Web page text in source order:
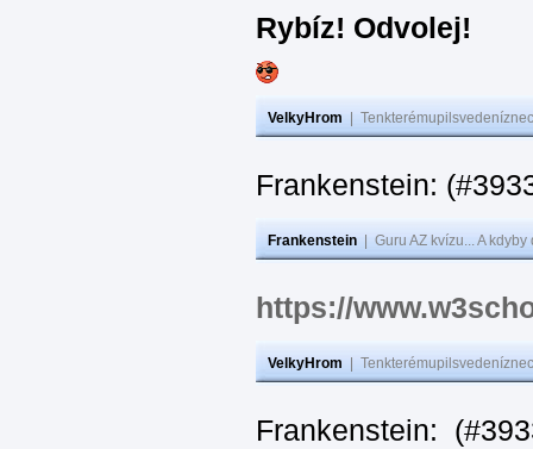
Rybíz! Odvolej!
VelkyHrom
Frankenstein:
Frankenstein Guru AZ kvízu... A
https://
VelkyHrom
Frankenstein: